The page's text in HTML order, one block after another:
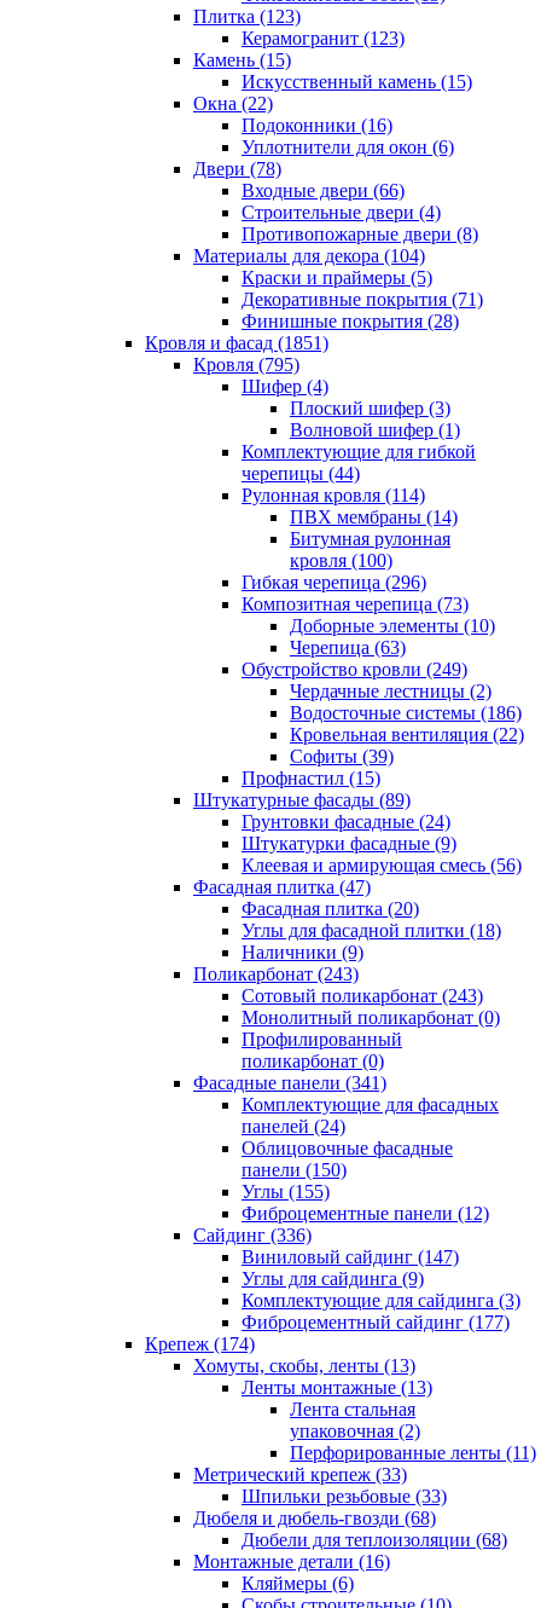
Плитка (123)
Керамогранит (123)
Камень (15)
Искусственный камень (15)
Окна (22)
Подоконники (16)
Уплотнители для окон (6)
Двери (78)
Входные двери (66)
Строительные двери (4)
Противопожарные двери (8)
Материалы для декора (104)
Краски и праймеры (5)
Декоративные покрытия (71)
Финишные покрытия (28)
Кровля и фасад (1851)
Кровля (795)
Шифер (4)
Плоский шифер (3)
Волновой шифер (1)
Комплектующие для гибкой
черепицы (44)
Рулонная кровля (114)
ПВХ мембраны (14)
Битумная рулонная
кровля (100)
Гибкая черепица (296)
Композитная черепица (73)
Доборные элементы (10)
Черепица (63)
Обустройство кровли (249)
Чердачные лестницы (2)
Водосточные системы (186)
Кровельная вентиляция (22)
Cофиты (39)
Профнастил (15)
Штукатурные фасады (89)
Грунтовки фасадные (24)
Штукатурки фасадные (9)
Клеевая и армирующая смесь (56)
Фасадная плитка (47)
Фасадная плитка (20)
Углы для фасадной плитки (18)
Наличники (9)
Поликарбонат (243)
Сотовый поликарбонат (243)
Монолитный поликарбонат (0)
Профилированный
поликарбонат (0)
Фасадные панели (341)
Комплектующие для фасадных
панелей (24)
Облицовочные фасадные
панели (150)
Углы (155)
Фиброцементные панели (12)
Сайдинг (336)
Виниловый сайдинг (147)
Углы для сайдинга (9)
Комплектующие для сайдинга (3)
Фиброцементный сайдинг (177)
Крепеж (174)
Хомуты, скобы, ленты (13)
Ленты монтажные (13)
Лента стальная
упаковочная (2)
Перфорированные ленты (11)
Метрический крепеж (33)
Шпильки резьбовые (33)
Дюбеля и дюбель-гвозди (68)
Дюбели для теплоизоляции (68)
Монтажные детали (16)
Кляймеры (6)